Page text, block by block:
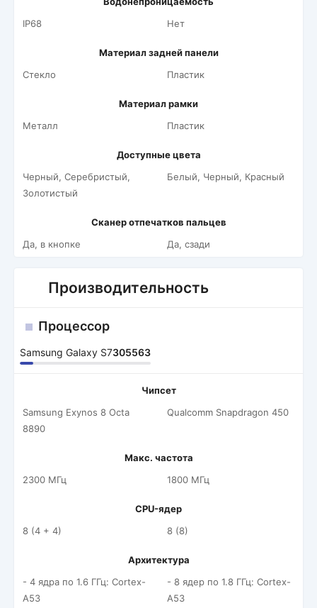
IP68
Нет
Материал задней панели
Стекло
Пластик
Материал рамки
Металл
Пластик
Доступные цвета
Черный, Серебристый,
Золотистый
Белый, Черный, Красный
Сканер отпечатков пальцев
Да, в кнопке
Да, сзади
Производительность
Процессор
Samsung Galaxy S7305563
Чипсет
Samsung Exynos 8 Octa
8890
Qualcomm Snapdragon 450
Макс. частота
2300 МГц
1800 МГц
CPU-ядер
8 (4 + 4)
8 (8)
Архитектура
- 4 ядра по 1.6 ГГц: Cortex-
A53
- 8 ядер по 1.8 ГГц: Cortex-
A53